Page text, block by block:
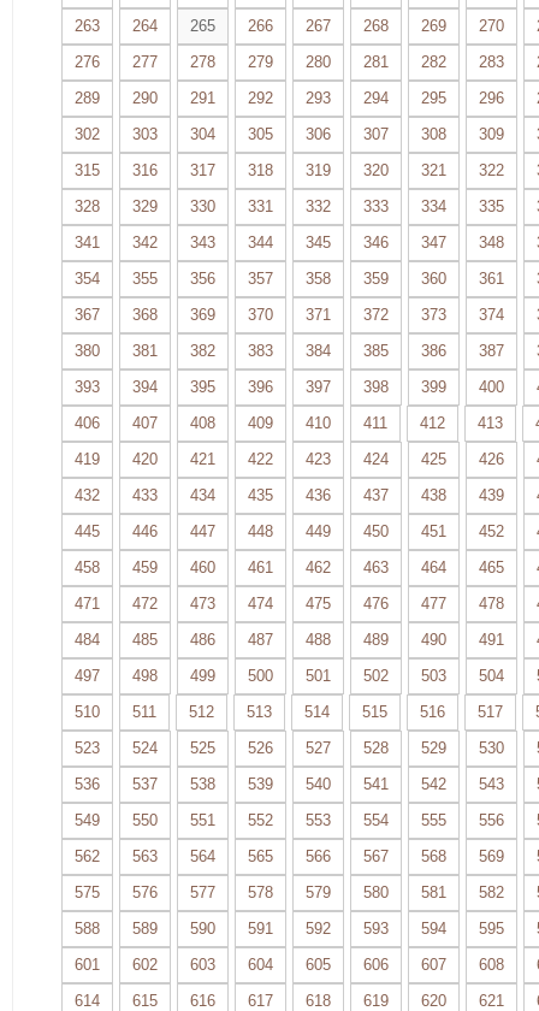
263
264 265 266 267 268 269 270
276
277 278 279 280 281 282 283
289
290 291 292 293 294 295 296
302
303 304 305 306 307 308 309
315
316 317 318 319 320 321 322
328
329 330 331 332 333 334 335
341
342 343 344 345 346 347 348
354
355 356 357 358 359 360 361
367
368 369 370 371 372 373 374
380
381 382 383 384 385 386 387
393
394 395 396 397 398 399 400
406
407 408 409 410 411 412 413
419
420 421 422 423 424 425 426
432
433 434 435 436 437 438 439
445
446 447 448 449 450 451 452
458
459 460 461 462 463 464 465
471
472 473 474 475 476 477 478
484
485 486 487 488 489 490 491
497
498 499 500 501 502 503 504
510
511 512 513 514 515 516 517
523
524 525 526 527 528 529 530
536
537 538 539 540 541 542 543
549
550 551 552 553 554 555 556
562
563 564 565 566 567 568 569
575
576 577 578 579 580 581 582
588
589 590 591 592 593 594 595
601
602 603 604 605 606 607 608
614
615 616 617 618 619 620 621